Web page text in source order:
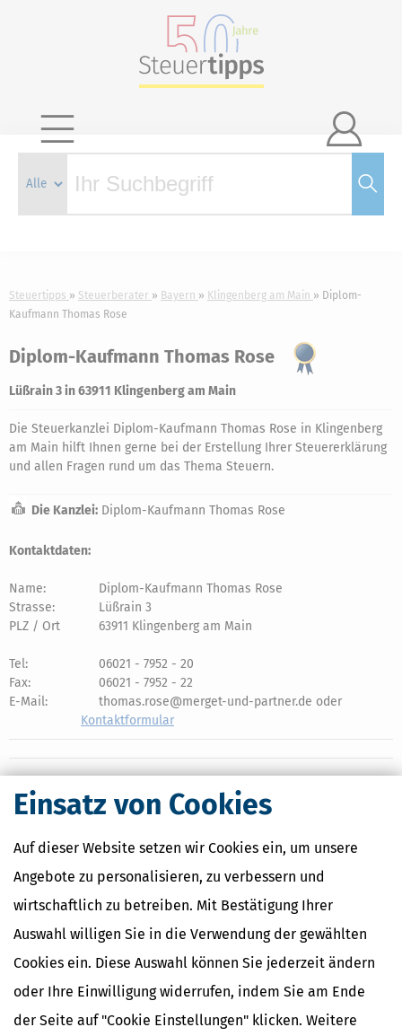
Einsatz von Cookies
Auf dieser Website setzen wir Cookies ein, um unsere
Angebote zu personalisieren, zu verbessern und
wirtschaftlich zu betreiben. Mit Bestätigung Ihrer
Auswahl willigen Sie in die Verwendung der gewählten
Cookies ein. Diese Auswahl können Sie jederzeit ändern
oder Ihre Einwilligung widerrufen, indem Sie am Ende
der Seite auf "Cookie Einstellungen" klicken. Weitere

Steuertipps Steuerberater Bayern Klingenberg am Main
Diplom-
Kaufmann Thomas Rose
Diplom-Kaufmann Thomas Rose
Lüßrain 3 in 63911 Klingenberg am Main
Die Steuerkanzlei Diplom-Kaufmann Thomas Rose in Klingenberg
am Main hilft Ihnen gerne bei der Erstellung Ihrer Steuererklärung
und allen Fragen rund um das Thema Steuern.
Die Kanzlei: Diplom-Kaufmann Thomas Rose
Kontaktdaten:
Name:
Diplom-Kaufmann Thomas Rose
Strasse:
Lüßrain 3
PLZ / Ort
63911 Klingenberg am Main
Tel:
06021 - 7952 - 20
Fax:
06021 - 7952 - 22
E-Mail:
thomas.rose@merget-und-partner.de oder
Kontaktformular